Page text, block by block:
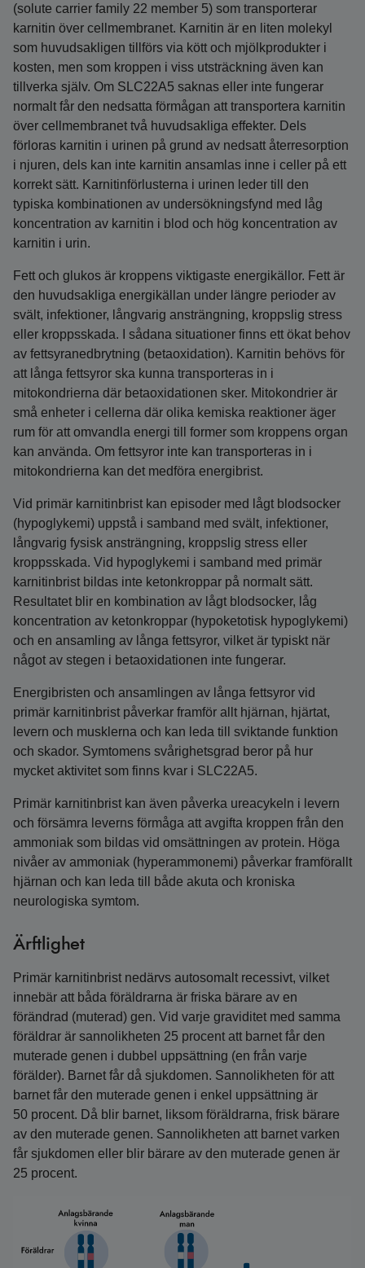
(solute carrier family 22 member 5) som transporterar
karnitin över cellmembranet. Karnitin är en liten molekyl
som huvudsakligen tillförs via kött och mjölkprodukter i
kosten, men som kroppen i viss utsträckning även kan
tillverka själv. Om SLC22A5 saknas eller inte fungerar
normalt får den nedsatta förmågan att transportera karnitin
över cellmembranet två huvudsakliga effekter. Dels
förloras karnitin i urinen på grund av nedsatt återresorption
i njuren, dels kan inte karnitin ansamlas inne i celler på ett
korrekt sätt. Karnitinförlusterna i urinen leder till den
typiska kombinationen av undersökningsfynd med låg
koncentration av karnitin i blod och hög koncentration av
karnitin i urin.
Fett och glukos är kroppens viktigaste energikällor. Fett är
den huvudsakliga energikällan under längre perioder av
svält, infektioner, långvarig ansträngning, kroppslig stress
eller kroppsskada. I sådana situationer finns ett ökat behov
av fettsyranedbrytning (betaoxida­tion). Karnitin behövs för
att långa fettsyror ska kunna transporteras in i
mitokondrierna där betaoxidationen sker. Mitokondrier är
små enheter i cellerna där olika kemiska reaktioner äger
rum för att omvandla energi till former som kroppens organ
kan använda. Om fettsyror inte kan transporteras in i
mitokondrierna kan det medföra energibrist.
Vid primär karnitinbrist kan episoder med lågt blod­socker
(hypoglykemi) uppstå i samband med svält, infektioner,
långvarig fysisk ansträngning, kroppslig stress eller
kroppsskada. Vid hypoglykemi i samband med primär
karnitin­brist bildas inte ketonkroppar på normalt sätt.
Resultatet blir en kombination av lågt blodsocker, låg
koncentration av ketonkroppar (hypoketotisk hypoglykemi)
och en ansamling av långa fettsyror, vilket är typiskt när
något av stegen i betaoxidationen inte fungerar.
Energibristen och ansamlingen av långa fettsyror vid
primär karnitinbrist påverkar framför allt hjärnan, hjärtat,
levern och musklerna och kan leda till sviktande funktion
och skador. Symtomens svårighetsgrad beror på hur
mycket aktivitet som finns kvar i SLC22A5.
Primär karnitinbrist kan även påverka ureacykeln i levern
och försämra leverns förmåga att avgifta kroppen från den
ammoniak som bildas vid omsättningen av protein. Höga
nivåer av ammoniak (hyperammonemi) påverkar framförallt
hjärnan och kan leda till både akuta och kroniska
neurologiska symtom.
Ärftlighet
Primär karnitinbrist nedärvs autosomalt recessivt, vilket
innebär att båda föräldrarna är friska bärare av en
förändrad (muterad) gen. Vid varje graviditet med samma
föräldrar är sannolikheten 25 procent att barnet får den
muterade genen i dubbel uppsättning (en från varje
förälder). Barnet får då sjukdomen. Sannolikheten för att
barnet får den muterade genen i enkel uppsättning är
50 procent. Då blir barnet, liksom föräldrarna, frisk bärare
av den muterade genen. Sannolikheten att barnet varken
får sjukdomen eller blir bärare av den muterade genen är
25 procent.